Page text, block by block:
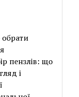
пензлів: що
і